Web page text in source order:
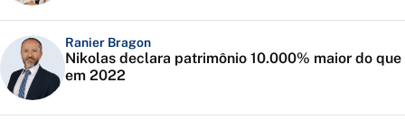
Ranier Bragon
Nikolas declara patrimônio 10.000% maior do que
em 2022